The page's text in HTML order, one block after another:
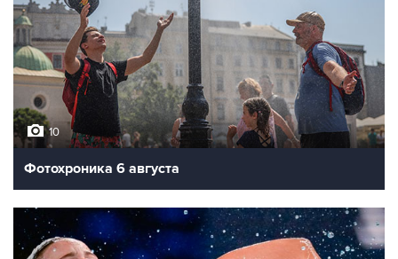
10
Фотохроника 6 августа